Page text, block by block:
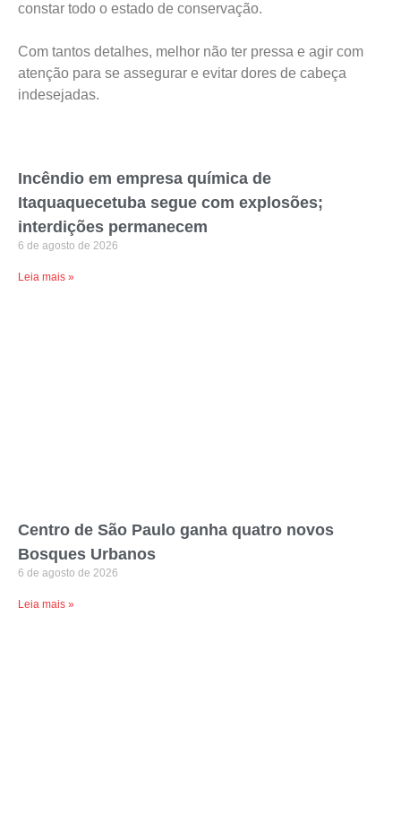
constar todo o estado de conservação.
Com tantos detalhes, melhor não ter pressa e agir com
atenção para se assegurar e evitar dores de cabeça
indesejadas.
Incêndio em empresa química de
Itaquaquecetuba segue com explosões;
interdições permanecem
6 de agosto de 2026
Leia mais »
Centro de São Paulo ganha quatro novos
Bosques Urbanos
6 de agosto de 2026
Leia mais »